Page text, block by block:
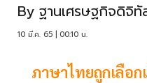
By ฐานเศรษฐกิจดิจิทั
10 มี.ค. 65 | 00:10 น.
ภาษาไทยถูกเลือ